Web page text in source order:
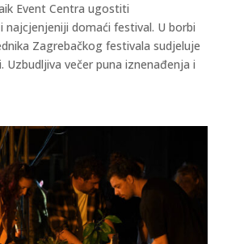
Event Centra ugostiti
najcjenjeniji domaći festival. U borbi
Zagrebačkog festivala sudjeluje
Uzbudljiva večer puna iznenađenja i